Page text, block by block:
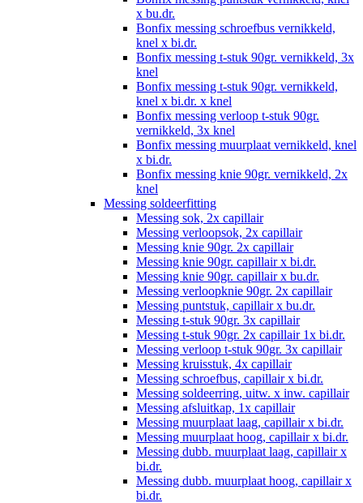
x bu.dr.
Bonfix messing schroefbus vernikkeld,
knel x bi.dr.
Bonfix messing t-stuk 90gr. vernikkeld, 3x
knel
Bonfix messing t-stuk 90gr. vernikkeld,
knel x bi.dr. x knel
Bonfix messing verloop t-stuk 90gr.
vernikkeld, 3x knel
Bonfix messing muurplaat vernikkeld, knel
x bi.dr.
Bonfix messing knie 90gr. vernikkeld, 2x
knel
Messing soldeerfitting
Messing sok, 2x capillair
Messing verloopsok, 2x capillair
Messing knie 90gr. 2x capillair
Messing knie 90gr. capillair x bi.dr.
Messing knie 90gr. capillair x bu.dr.
Messing verloopknie 90gr. 2x capillair
Messing puntstuk, capillair x bu.dr.
Messing t-stuk 90gr. 3x capillair
Messing t-stuk 90gr. 2x capillair 1x bi.dr.
Messing verloop t-stuk 90gr. 3x capillair
Messing kruisstuk, 4x capillair
Messing schroefbus, capillair x bi.dr.
Messing soldeerring, uitw. x inw. capillair
Messing afsluitkap, 1x capillair
Messing muurplaat laag, capillair x bi.dr.
Messing muurplaat hoog, capillair x bi.dr.
Messing dubb. muurplaat laag, capillair x
bi.dr.
Messing dubb. muurplaat hoog, capillair x
bi.dr.